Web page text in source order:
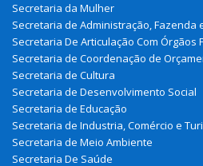
Secretaria da Mulher
Secretaria de Administração, Fazenda
Secretaria De Articulação Com Órgãos
Secretaria de Coordenação de
Secretaria de Cultura
Secretaria de Desenvolvimento Social
Secretaria de Educação
Secretaria de Industria, Comércio e
Secretaria de Meio Ambiente
Secretaria De Saúde